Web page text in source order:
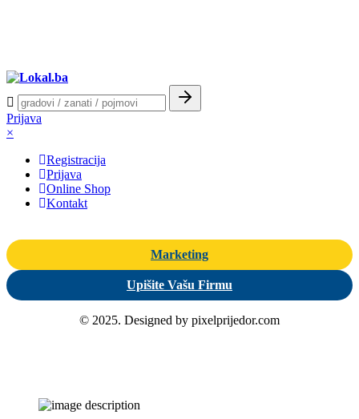
Prijava
×
Registracija
Prijava
Online Shop
Kontakt
Marketing
Upišite Vašu Firmu
© 2025. Designed by pixelprijedor.com